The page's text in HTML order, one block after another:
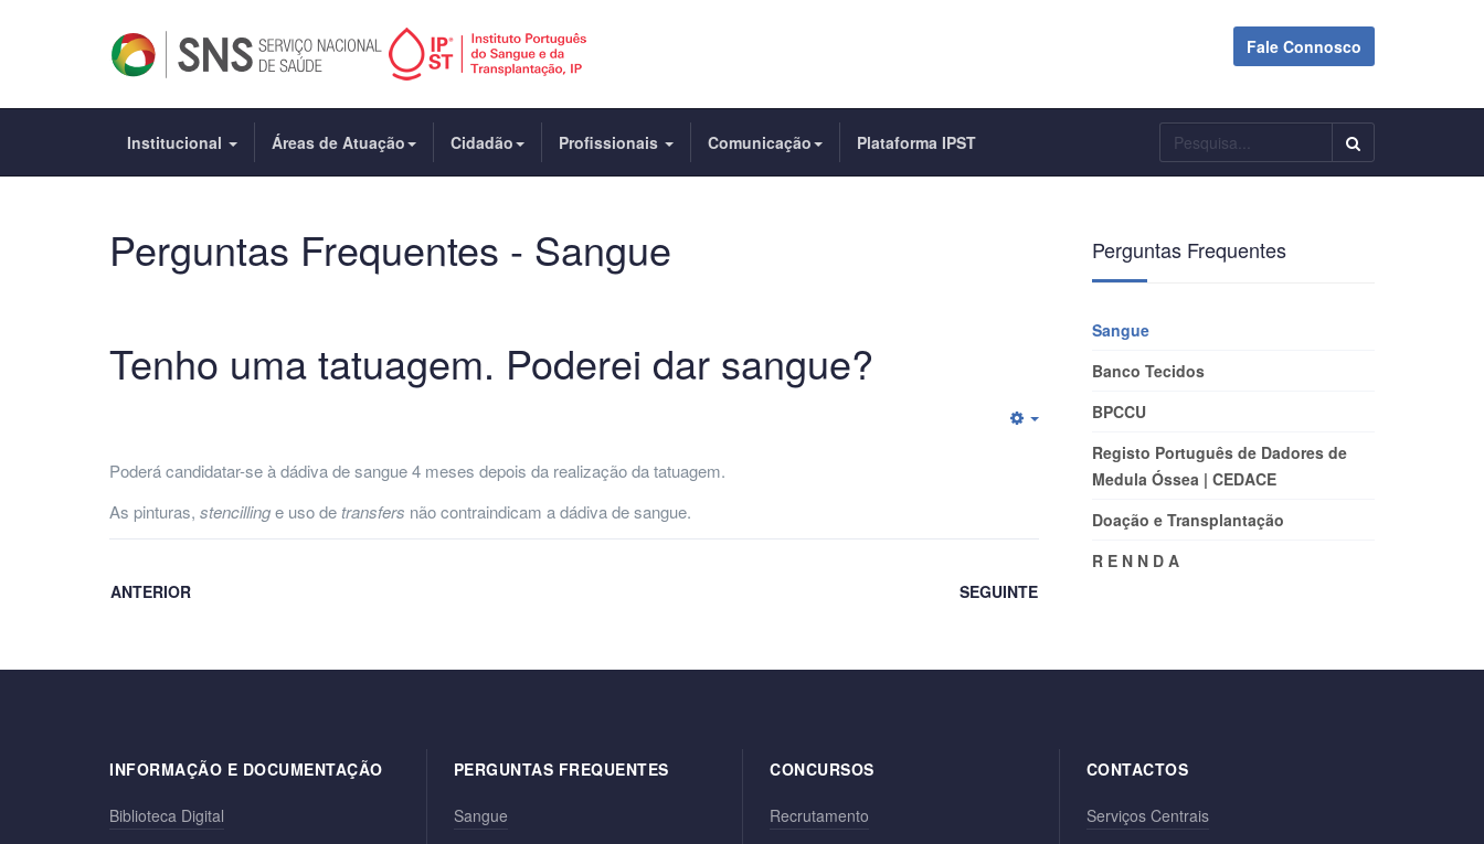
Fale Connosco
Institucional Áreas de Atuação Cidadão Profissionais Comunicação Plataforma IPST Pesquisar
Perguntas Frequentes - Sangue
Tenho uma tatuagem. Poderei dar sangue?
Poderá candidatar-se à dádiva de sangue 4 meses depois da realização da tatuagem.
As pinturas, stencillinge uso detransfers não contraindicam a dádiva de sangue.
ANTERIOR SEGUINTE
Perguntas Frequentes
Sangue
Banco Tecidos
BPCCU
Registo Português de Dadores de
Medula Óssea | CEDACE
Doação e Transplantação
R E N N D A
INFORMAÇÃO E DOCUMENTAÇÃO
Biblioteca Digital
PERGUNTAS FREQUENTES
Sangue
CONCURSOS
Recrutamento
CONTACTOS
Serviços Centrais